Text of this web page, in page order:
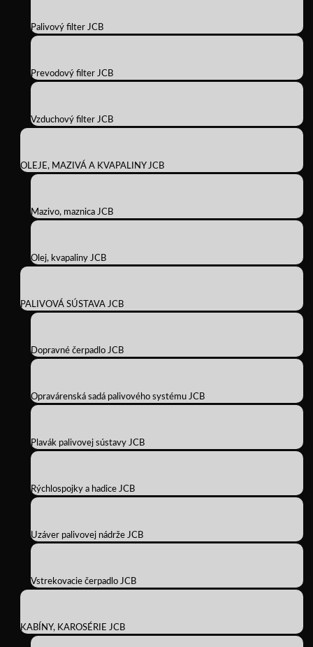
Palivový filter JCB
Prevodový filter JCB
Vzduchový filter JCB
OLEJE, MAZIVÁ A KVAPALINY JCB
Mazivo, maznica JCB
Olej, kvapaliny JCB
PALIVOVÁ SÚSTAVA JCB
Dopravné čerpadlo JCB
Opravárenská sadá palivového systému JCB
Plavák palivovej sústavy JCB
Rýchlospojky a hadice JCB
Uzáver palivovej nádrže JCB
Vstrekovacie čerpadlo JCB
KABÍNY, KAROSÉRIE JCB